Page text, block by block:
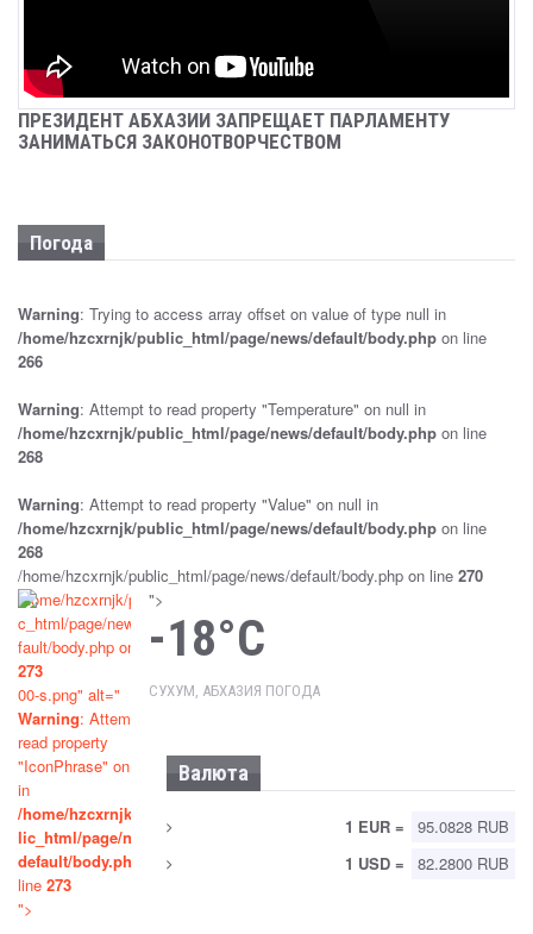
КУДЖЕВА НАЗВАЛИ В СЕЛЕ ЧЛОУ
Sep 25, 2024 Новости
ЧТЕНИИ ЗАКОНОПРОЕКТ «О ВНЕСЕНИИ
ИЗМЕНЕНИЙ В КОНСТИТУЦИОННЫЙ ЗАКОН
Sep 25, 2024 Новости
ДБАР
Sep 25, 2024 Новости
ПАРЛАМЕНТ РАТИФИЦИРОВАЛ РОССИЙСКО-
АБХАЗСКОЕ СОГЛАШЕНИЕ О ВЗАИМНОМ
ПРИЗНАНИИ СУДЕБНЫХ РЕШЕНИЙ
Sep 25, 2024
«СОГЛАШЕНИЯ, В КОТОРЫХ ВСЕ
ПРЕФЕРЕНЦИИ ПРЕДОСТАВЛЕНЫ ОДНОЙ
ПРЕЗИДЕНТ АБХАЗИИ ЗАПРЕЩАЕТ ПАРЛАМЕНТУ
ЗАНИМАТЬСЯ ЗАКОНОТВОРЧЕСТВОМ
Погода
Warning: Trying to access array offset on value of type null in
/home/hzcxrnjk/public_html/page/news/default/body.php on line
266
Warning: Attempt to read property "Temperature" on null in
/home/hzcxrnjk/public_html/page/news/default/body.php on line
268
Warning: Attempt to read property "Value" on null in
/home/hzcxrnjk/public_html/page/news/default/body.php on line
268
/home/hzcxrnjk/public_html/page/news/default/body.php on line 270
">
/home/hzcxrnjk/publi
c_html/page/news/de
fault/body.php on line
273
00-s.png" alt="
Warning: Attempt to
read property
"IconPhrase" on null
in
/home/hzcxrnjk/pub
lic_html/page/news/
default/body.php
line 273
">
-18°C
СУХУМ, АБХАЗИЯ ПОГОДА
Валюта
95.0828 RUB
1 EUR =
82.2800 RUB
1 USD =